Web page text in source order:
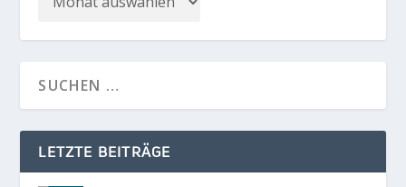
LETZTE BEITRÄGE